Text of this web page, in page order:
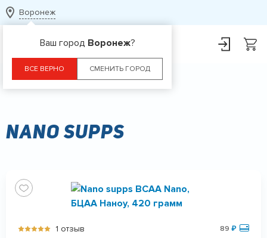
Воронеж
Ваш город Воронеж?
ВСЕ ВЕРНО СМЕНИТЬ ГОРОД
Nano supps
1 отзыв 89 ₽